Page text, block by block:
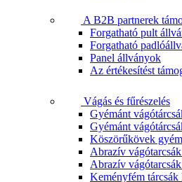
A B2B partnerek
Forgatható pult
Forgatható
Panel állványok
Az értékesítést
Vágás és fűrészelés
Gyémánt
Gyémánt
Köszörűkövek
Abrazív
Abrazív
Keményfém tárcsák